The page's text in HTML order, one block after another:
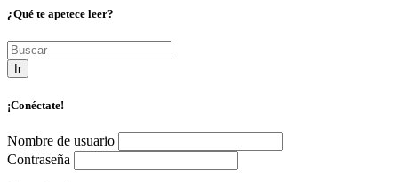
¿Qué te apetece leer?
Ir
¡Conéctate!
Nombre de usuario
Contraseña